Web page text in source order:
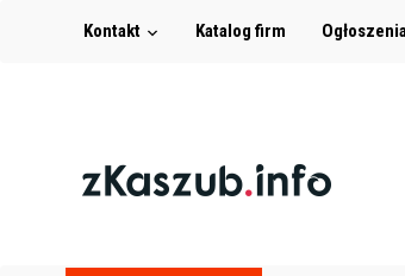
Kontakt Katalog firm